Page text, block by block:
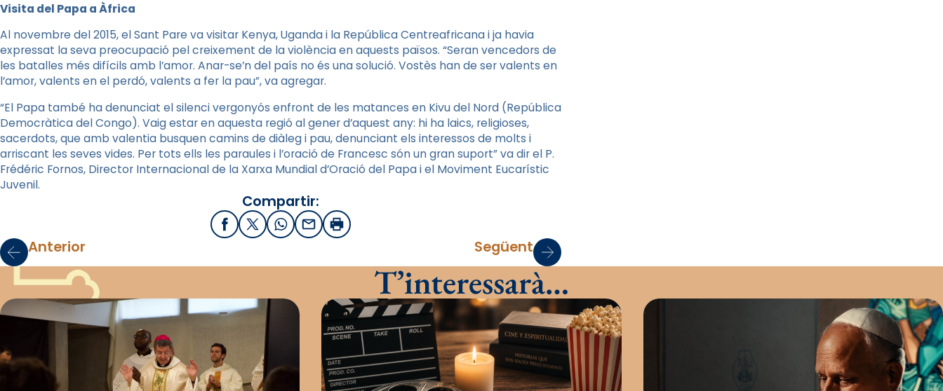
Visita del Papa a Àfrica
Al novembre del 2015, el Sant Pare va visitar Kenya, Uganda i la República Centreafricana i ja havia
expressat la seva preocupació pel creixement de la violència en aquests països. “Seran vencedors de
les batalles més difícils amb l’amor. Anar-se’n del país no és una solució. Vostès han de ser valents en
l’amor, valents en el perdó, valents a fer la pau”, va agregar.
“El Papa també ha denunciat el silenci vergonyós enfront de les matances en Kivudel Nord (República
Democràtica del Congo). Vaig estar en aquesta regió al gener d’aquest any: hi ha laics, religioses,
sacerdots, que amb valentia busquen camins de diàleg i pau, denunciant els interessos de molts i
arriscant les seves vides. Per tots ells les paraules i l’oració de Francesc són un gran suport” va dir el P.
Frédéric Fornos, Director Internacional de la Xarxa Mundial d’Oració del Papa i el Moviment Eucarístic
Juvenil.
Compartir:
FacebookX / Twitter
WhatsApp
EmailImprimir
Anterior Següent
T’interessarà…